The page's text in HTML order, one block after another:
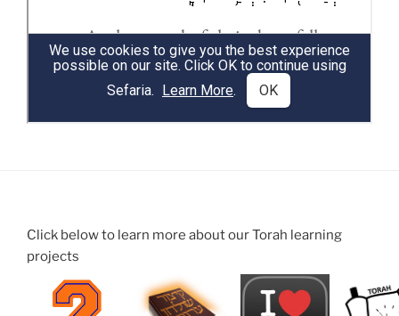
Click below to learn more about our Torah learning
projects